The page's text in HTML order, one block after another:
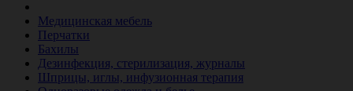
Медицинская мебель
Перчатки
Бахилы
Дезинфекция, стерилизация, журналы
Шприцы, иглы, инфузионная терапия